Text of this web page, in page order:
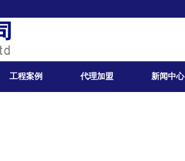
工程案例 代理加盟 新闻中心